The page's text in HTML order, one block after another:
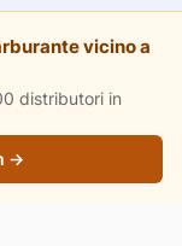
vicino a
distributori in
→